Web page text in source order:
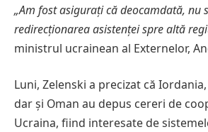
„Am fost asigurați că deocamdată, nu
redirecționarea asistenței spre altă
ministrul ucrainean al Externelor,
Luni, Zelenski a precizat că
dar și Oman au depus cereri de
Ucraina, fiind interesate de